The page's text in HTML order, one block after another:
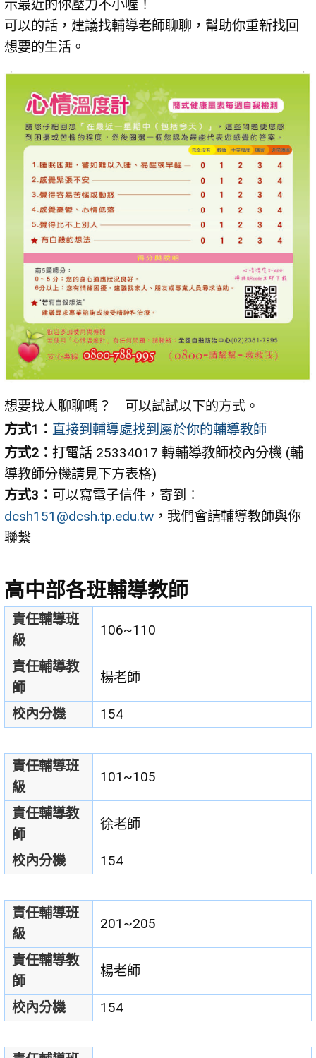
示最近的你壓力不小喔！
可以的話，建議找輔導老師聊聊，幫助你重新找回
想要的生活。
想要找人聊聊嗎？ 可以試試以下的方式。
方式1： 直接到輔導處找到屬於你的輔導教師
方式2： 打電話 25334017 轉輔導教師校內分機 (輔
導教師分機請見下方表格)
方式3： 可以寫電子信件，寄到：
dcsh151@dcsh.tp.edu.tw ，我們會請輔導教師與你
聯繫
高中部各班輔導教師
責任輔導班
級
106~110
責任輔導教
師
楊老師
校內分機 154
責任輔導班
級
101~105
責任輔導教
師
徐老師
校內分機 154
責任輔導班
級
201~205
責任輔導教
師
楊老師
校內分機 154